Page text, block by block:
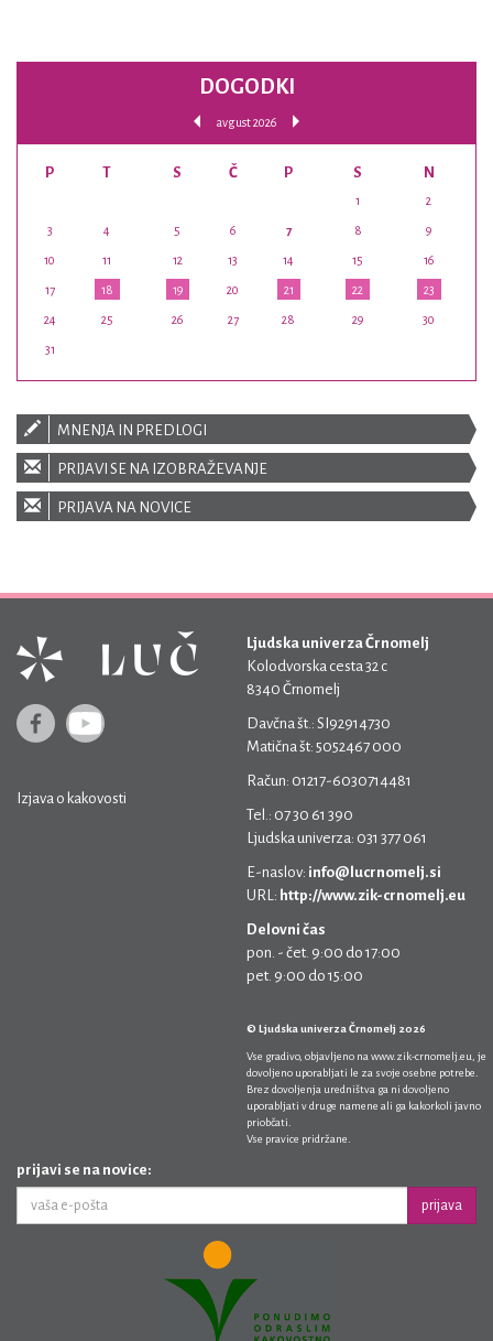
DOGODKI
avgust 2026
P T S Č P S N
1 2
3 4 5 6 7 8 9
10 11 12 13 14 15 16
17 18 19 20 21 22 23
24 25 26 27 28 29 30
31
MNENJA IN PREDLOGI
PRIJAVI SE NA IZOBRAŽEVANJE
PRIJAVA NA NOVICE
Izjava o kakovosti
Ljudska univerza Črnomelj
Kolodvorska cesta 32 c
8340 Črnomelj
Davčna št.: SI92914730
Matična št: 5052467 000
Račun: 01217-6030714481
Tel.: 07 30 61 390
Ljudska univerza: 031 377 061
E-naslov: info@lucrnomelj.si
URL: http://www.zik-crnomelj.eu
Delovni čas
pon. - čet. 9:00 do 17:00
pet. 9:00 do 15:00
© Ljudska univerza Črnomelj 2026
Vse gradivo, objavljeno na www.zik-crnomelj.eu , je
dovoljeno uporabljati le za svoje osebne potrebe.
Brez dovoljenja uredništva ga ni dovoljeno
uporabljati v druge namene ali ga kakorkoli javno
priobčati.
Vse pravice pridržane.
prijavi se na novice:
prijava